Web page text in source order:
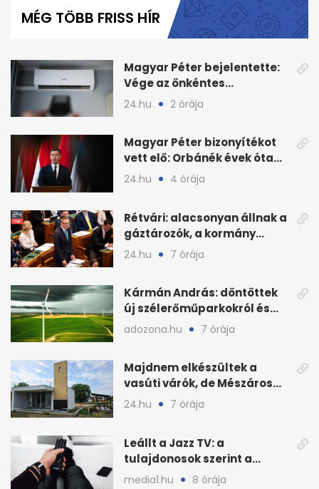
minute,
MÉG TÖBB FRISS HÍR
Magyar Péter bejelentette:
Vége az önkéntes
fogyasztáscsökkentésnek
24.hu 2 órája
Magyar Péter bizonyítékot
vett elő: Orbánék évek óta
tudtak az energiarendszer
összeomlásáról
24.hu 4 órája
Rétvári: alacsonyan állnak a
gáztározók, a kormány
válságról válságra jut
24.hu 7 órája
Kármán András: döntöttek
új szélerőműparkokról és
hálózatfejlesztésről
adozona.hu 7 órája
Majdnem elkészültek a
vasúti várók, de Mészáros
bizalmasa leromboltatja
24.hu 7 órája
Leállt a Jazz TV: a
tulajdonosok szerint a
finanszírozás vitte padlóra
media1.hu 8 órája